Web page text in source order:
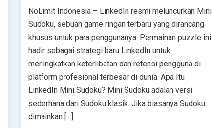
NoLimit Indonesia – LinkedIn resmi meluncurkan Mini
Sudoku, sebuah game ringan terbaru yang dirancang
khusus untuk para penggunanya. Permainan puzzle ini
hadir sebagai strategi baru LinkedIn untuk
meningkatkan keterlibatan dan retensi pengguna di
platform profesional terbesar di dunia. Apa Itu
LinkedIn Mini Sudoku? Mini Sudoku adalah versi
sederhana dari Sudoku klasik. Jika biasanya Sudoku
dimainkan […]